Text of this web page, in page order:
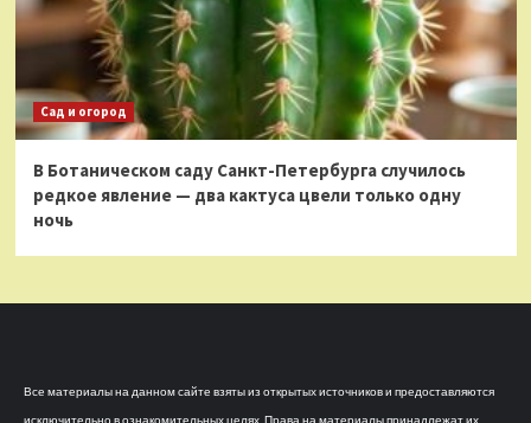
Сад и огород
В Ботаническом саду Санкт-Петербурга случилось
редкое явление — два кактуса цвели только одну
ночь
Все материалы на данном сайте взяты из открытых источников и предоставляются
исключительно в ознакомительных целях. Права на материалы принадлежат их